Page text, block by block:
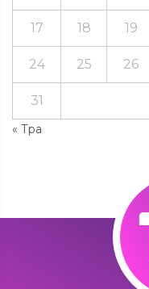
« Тра
17 18 19
24 25 26
31